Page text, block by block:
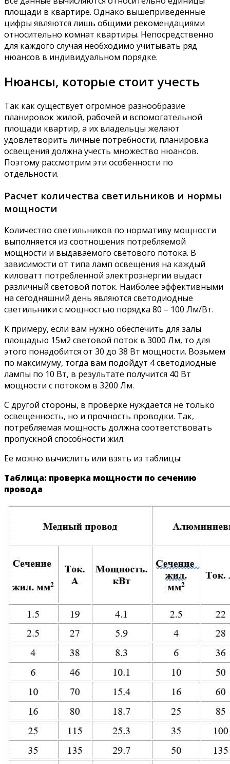
площади в квартире. Однако вышеприведенные
цифры являются лишь общими рекомендациями
относительно комнат квартиры. Непосредственно
для каждого случая необходимо учитывать ряд
нюансов в индивидуальном порядке.
Нюансы, которые стоит учесть
Так как существует огромное разнообразие
планировок жилой, рабочей и вспомогательной
площади квартир, а их владельцы желают
удовлетворить личные потребности, планировка
освещения должна учесть множество нюансов.
Поэтому рассмотрим эти особенности по
отдельности.
Расчет количества светильников и нормы
мощности
Количество светильников по нормативу мощности
выполняется из соотношения потребляемой
мощности и выдаваемого светового потока. В
зависимости от типа ламп освещения на каждый
киловатт потребленной электроэнергии выдаст
различный световой поток. Наиболее эффективными
на сегодняшний день являются светодиодные
светильники с мощностью порядка 80 – 100 Лм/Вт.
К примеру, если вам нужно обеспечить для залы
площадью 15м2 световой поток в 3000 Лм, то для
этого понадобится от 30 до 38 Вт мощности. Возьмем
по максимуму, тогда вам подойдут 4 светодиодные
лампы по 10 Вт, в результате получится 40 Вт
мощности с потоком в 3200 Лм.
С другой стороны, в проверке нуждается не только
освещенность, но и прочность проводки. Так,
потребляемая мощность должна соответствовать
пропускной способности жил.
Ее можно вычислить или взять из таблицы:
Таблица: проверка мощности по сечению
провода